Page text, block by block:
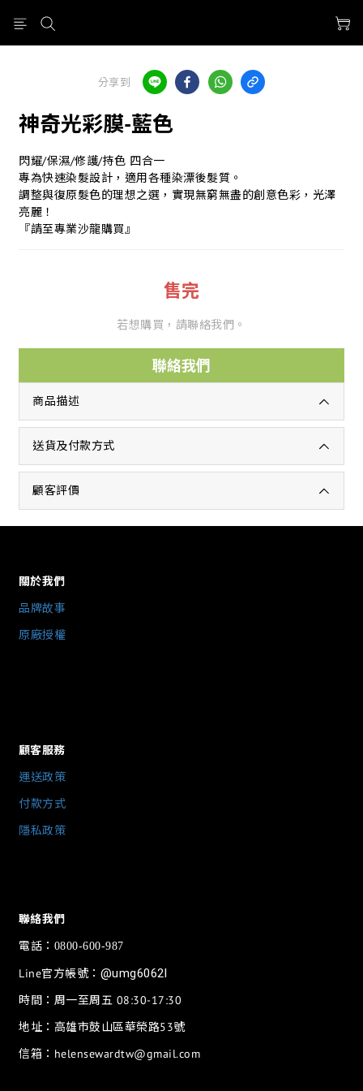
分享到
神奇光彩膜-藍色
閃耀/保濕/修護/持色 四合一
專為快速染髮設計，適用各種染漂後髮質。
調整與復原髮色的理想之選，實現無窮無盡的創意色彩，光澤
亮麗！
『請至專業沙龍購買』
售完
若想購買，請聯絡我們。
聯絡我們
商品描述
送貨及付款方式
顧客評價
關於我們
品牌故事
原廠授權
顧客服務
運送政策
付款方式
隱私政策
聯絡我們
電話： 0800-600-987
Line官方帳號： @umg6062l
時間：周一至周五 08:30-17:30
地址：高雄市鼓山區華榮路53號
信箱：helensewardtw@gmail.com